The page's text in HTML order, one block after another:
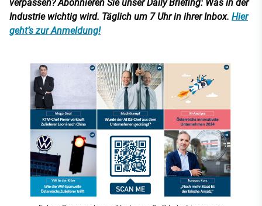
verpassen? Abonnieren Sie unser Daily Briefing: Was in der
Industrie wichtig wird. Täglich um 7 Uhr in ihrer Inbox. Hier
geht’s zur Anmeldung!